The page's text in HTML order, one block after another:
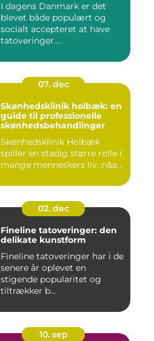
I dagens Danmark er det
blevet både populært og
socialt accepteret at have
tatoveringer....
07. dec
Skønhedsklinik holbæk: en
guide til professionelle
skønhedsbehandlinger
Skønhedsklinik Holbæk
spiller en stadig større rolle i
mange menneskers liv, n&a...
02. dec
Fineline tatoveringer: den
delikate kunstform
Fineline tatoveringer har i de
senere år oplevet en
stigende popularitet og
tiltrækker b...
10. sep